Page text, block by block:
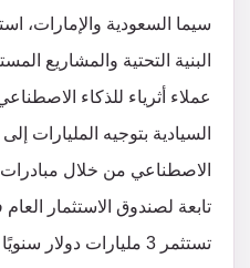
سيما السعودية والإمارات،
البنية التحتية والمشاريع
عملاء أثرياء للذكاء
السيادية بتوجيه المليارات
تستثمر 3 مليارات